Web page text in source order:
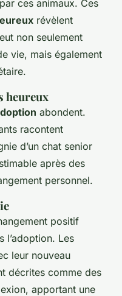
ces animaux. Ces
révèlent
non seulement
vie, mais également
heureux
abondent.
racontent
d’un chat senior
après des
personnel.
positif
l’adoption. Les
leur nouveau
décrites comme des
apportant une